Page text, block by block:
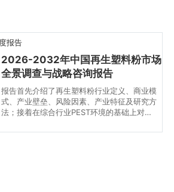
报告
2026-2032年中国再生塑料粉市场
全景调查与战略咨询报告
报告首先介绍了再生塑料粉行业定义、商业模
式、产业壁垒、风险因素、产业特征及研究方
法；接着在综合行业PEST环境的基础上对国
特征做了重点分析；然后对于再生塑料粉行业